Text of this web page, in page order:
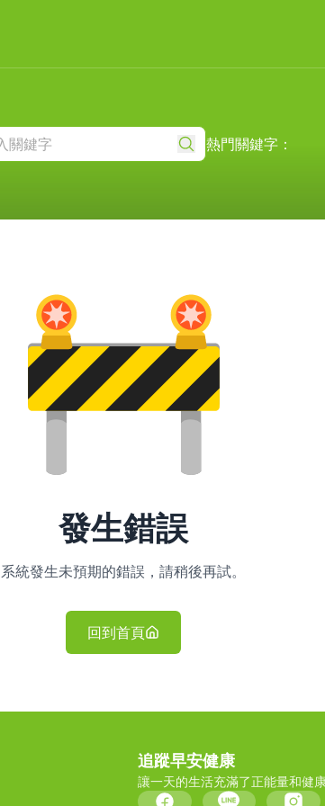
熱門關鍵字：
發生錯誤
系統發生未預期的錯誤，請稍後再試。
回到首頁
追蹤早安健康
讓一天的生活充滿了正能量和健